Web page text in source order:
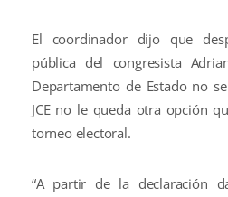
El coordinador dijo que
pública del congresista
Departamento de Estado no
JCE no le queda otra opción
torneo electoral.
“A partir de la declaración